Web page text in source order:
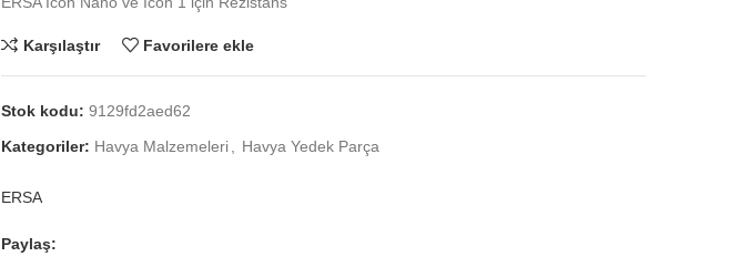
Karşılaştır Favorilere ekle
Stok kodu: 9129fd2aed62
Kategoriler: Havya Malzemeleri Havya Yedek Parça
ERSA
Paylaş: